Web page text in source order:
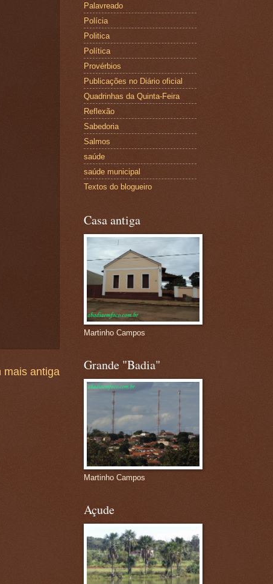
mais antiga
Palavreado
Polícia
Politica
Política
Provérbios
Publicações no Diário oficial
Quadrinhas da Quinta-Feira
Reflexão
Sabedoria
Salmos
saúde
saúde municipal
Textos do blogueiro
Casa antiga
Martinho Campos
Grande "Badia"
Martinho Campos
Açude